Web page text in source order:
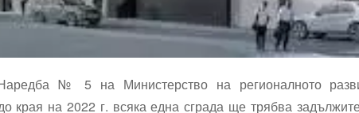
№ 5 на Министерство на регионалното
края на 2022 г. всяка една сграда ще трябва